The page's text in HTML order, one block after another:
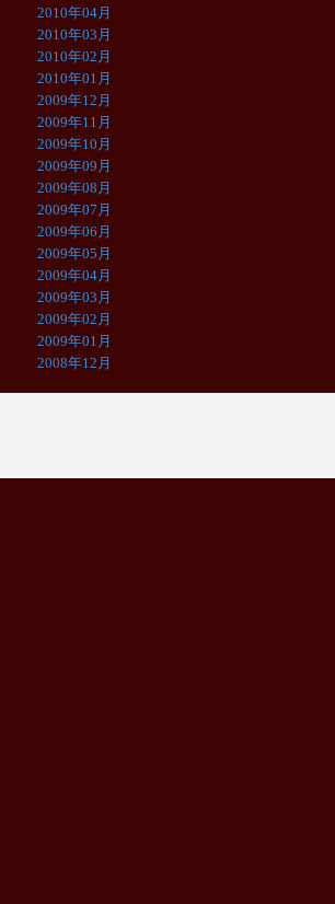
2010年04月
2010年03月
2010年02月
2010年01月
2009年12月
2009年11月
2009年10月
2009年09月
2009年08月
2009年07月
2009年06月
2009年05月
2009年04月
2009年03月
2009年02月
2009年01月
2008年12月